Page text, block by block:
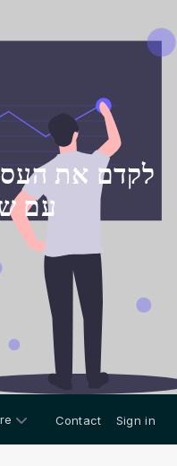
לקדם את
עם
Contact Sign in